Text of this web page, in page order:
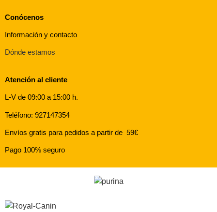
Conócenos
Información y contacto
Dónde estamos
Atención al cliente
L-V de 09:00 a 15:00 h.
Teléfono: 927147354
Envíos gratis para pedidos a partir de 59€
Pago 100% seguro